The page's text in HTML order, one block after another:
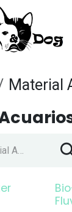
Material